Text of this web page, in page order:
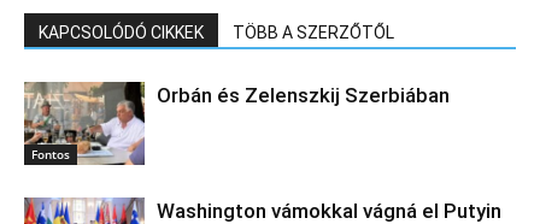
KAPCSOLÓDÓ CIKKEK TÖBB A SZERZŐTŐL
Fontos
Orbán és Zelenszkij Szerbiában
Washington vámokkal vágná el Putyin